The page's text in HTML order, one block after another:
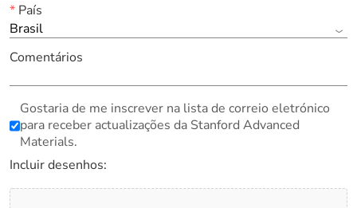
*País
Brasil
Comentários
Gostaria de me inscrever na lista de correio eletrónico
para receber actualizações da Stanford Advanced
Materials.
Incluir desenhos: